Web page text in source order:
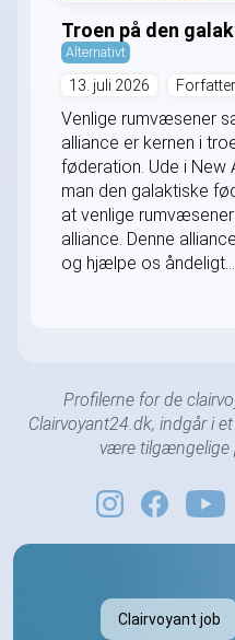
Troen på den
Alternativt
13. juli 2026
Venlige rumvæsener
alliance er kernen i
føderation. Ude i New
man den galaktiske
at venlige
alliance. Denne
og hjælpe os åndeligt....
Profilerne for de
Clairvoyant24.dk, indgår i
være tilgængelige
Clairvoyant job